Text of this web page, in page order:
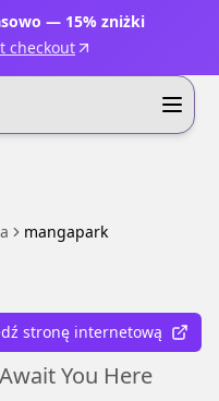
— 15% zniżki
checkout
mangapark
stronę internetową
You Here